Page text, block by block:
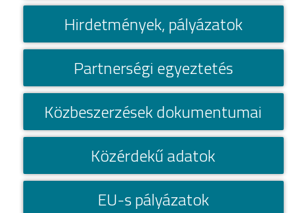
Hirdetmények, pályázatok
Partnerségi egyeztetés
Közbeszerzések dokumentumai
Közérdekű adatok
EU-s pályázatok